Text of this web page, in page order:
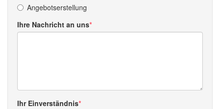
Angebotserstellung
Ihre Nachricht an uns
Ihr Einverständnis